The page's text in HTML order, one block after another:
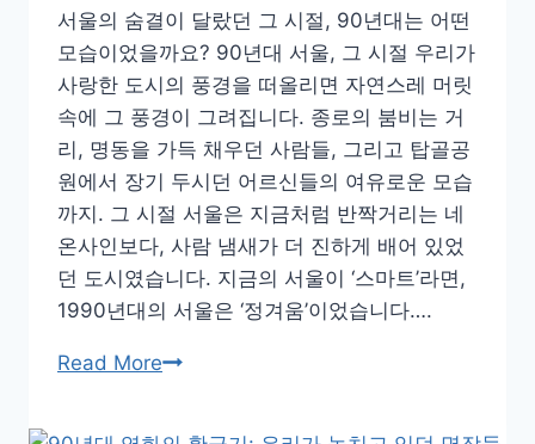
년
대
부
산
의
풍
경
과
감
성
서울의 숨결이 달랐던 그 시절, 90년대는 어떤
모습이었을까요? 90년대 서울, 그 시절 우리가
사랑한 도시의 풍경을 떠올리면 자연스레 머릿
속에 그 풍경이 그려집니다. 종로의 붐비는 거
리, 명동을 가득 채우던 사람들, 그리고 탑골공
원에서 장기 두시던 어르신들의 여유로운 모습
까지. 그 시절 서울은 지금처럼 반짝거리는 네
온사인보다, 사람 냄새가 더 진하게 배어 있었
던 도시였습니다. 지금의 서울이 ‘스마트’라면,
1990년대의 서울은 ‘정겨움’이었습니다….
Read More90